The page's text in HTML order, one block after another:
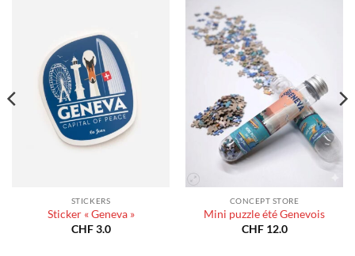
STICKERS
Sticker « Geneva »
CHF3.0
CONCEPT STORE
Mini puzzle été Genevois
CHF12.0